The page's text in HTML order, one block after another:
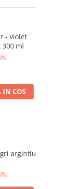
- violet
300 ml
IN COS
argintiu